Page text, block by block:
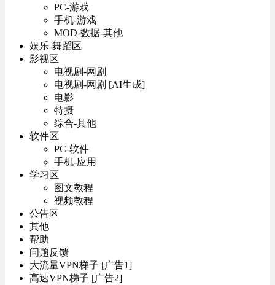
PC-游戏
手机-游戏
MOD-数据-其他
娱乐-舞蹈区
影视区
电视剧-网剧
电视剧-网剧 [AI生成]
电影
特摄
综合-其他
软件区
PC-软件
手机-应用
学习区
图文教程
视频教程
公告区
其他
帮助
问题反馈
大流量VPN梯子 [广告1]
高速VPN梯子 [广告2]